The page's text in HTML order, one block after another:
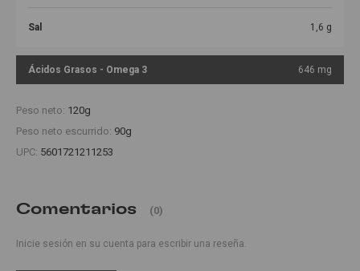
Sal 1,6 g
Ácidos Grasos - Omega 3 646 mg
Peso neto: 120g
Peso neto escurrido: 90g
UPC: 5601721211253
Comentarios (0)
Inicie sesión en su cuenta para escribir una reseña.